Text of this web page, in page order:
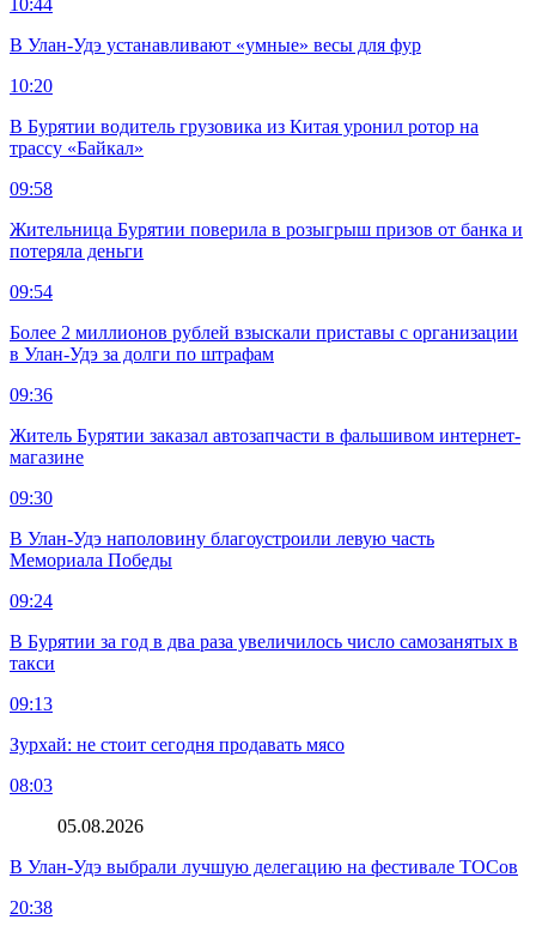
В Улан-Удэ устанавливают «умные» весы для фур
10:20
В Бурятии водитель грузовика из Китая уронил ротор на
трассу «Байкал»
09:58
Жительница Бурятии поверила в розыгрыш призов от банка и
потеряла деньги
09:54
Более 2 миллионов рублей взыскали приставы с организации
в Улан-Удэ за долги по штрафам
09:36
Житель Бурятии заказал автозапчасти в фальшивом интернет-
магазине
09:30
В Улан-Удэ наполовину благоустроили левую часть
Мемориала Победы
09:24
В Бурятии за год в два раза увеличилось число самозанятых в
такси
09:13
Зурхай: не стоит сегодня продавать мясо
08:03
05.08.2026
В Улан-Удэ выбрали лучшую делегацию на фестивале ТОСов
20:38